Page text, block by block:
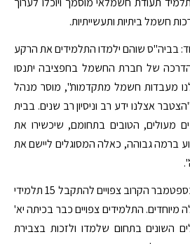
חשמל ביתיות ותעשייתיות.
בביה"ס שוהם ילמדו התלמידים את הרקע
של חברת החשמל בחפציבה יתנסו
מעבדות חשמל מתקדמות", מוסר מנהל
אצלנו ידע רב וניסיון רב שנים. בבית
מעולים, הטובים בתחומם, שיכשירו את
ברמה גבוהה, כאלה המסוגלים ליישם את
למסלול הלימודים שיפתח בספטמבר הקרוב צפויים להתקבל 15 תלמידי
מיוחדים. התלמידים צפויים כבר בכיתה יא'
השונים בתחום שלמדו ולזכות בצבירת